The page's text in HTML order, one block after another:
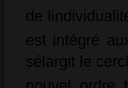
de
est intégré
sélargit le